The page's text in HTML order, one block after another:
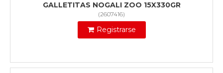
GALLETITAS NOGALI ZOO 15X330GR
(2607416)
Registrarse